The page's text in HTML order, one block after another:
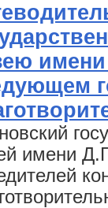
имени